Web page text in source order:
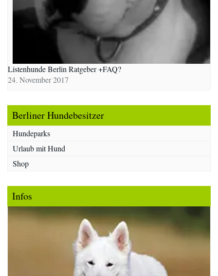
Listenhunde Berlin Ratgeber +FAQ?
24. November 2017
Berliner Hundebesitzer
Hundeparks
Urlaub mit Hund
Shop
Infos